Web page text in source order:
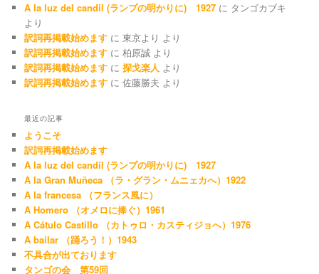
A la luz del candil (ランプの明かりに) 1927 に タンゴカブキ
より
訳詞再掲載始めます に東京より より
訳詞再掲載始めます に柏原誠 より
訳詞再掲載始めます に探戈楽人 より
訳詞再掲載始めます に佐藤勝夫 より
最近の記事
ようこそ
訳詞再掲載始めます
A la luz del candil (ランプの明かりに) 1927
A la Gran Muñeca （ラ・グラン・ムニェカへ）1922
A la francesa （フランス風に）
A Homero （オメロに捧ぐ）1961
A Cátulo Castillo （カトゥロ・カスティジョへ）1976
A bailar （踊ろう！）1943
不具合が出ております
タンゴの会 第59回